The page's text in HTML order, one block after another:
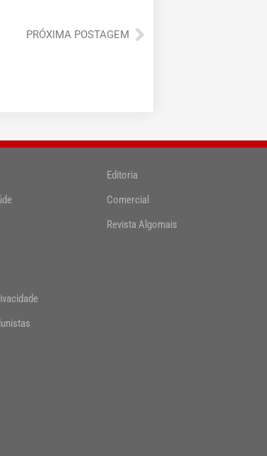
PRÓXIMA POSTAGEMPróximo
Editoria
Comercial
Revista Algomais